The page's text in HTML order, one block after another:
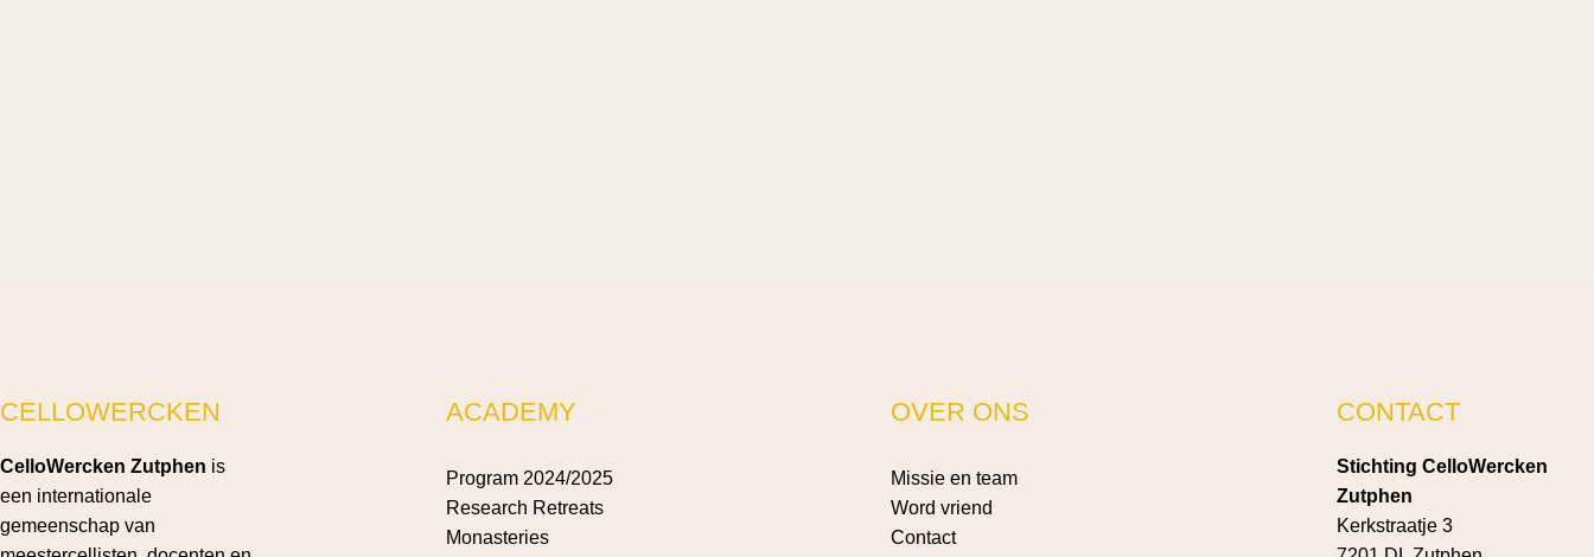
CELLOWERCKEN
CelloWercken Zutphen is
een internationale
gemeenschap van
ACADEMY
Program 2024/2025
Research Retreats
Monasteries
OVER ONS
Missie en team
Word vriend
Contact
CONTACT
Stichting CelloWercken
Zutphen
Kerkstraatje 3